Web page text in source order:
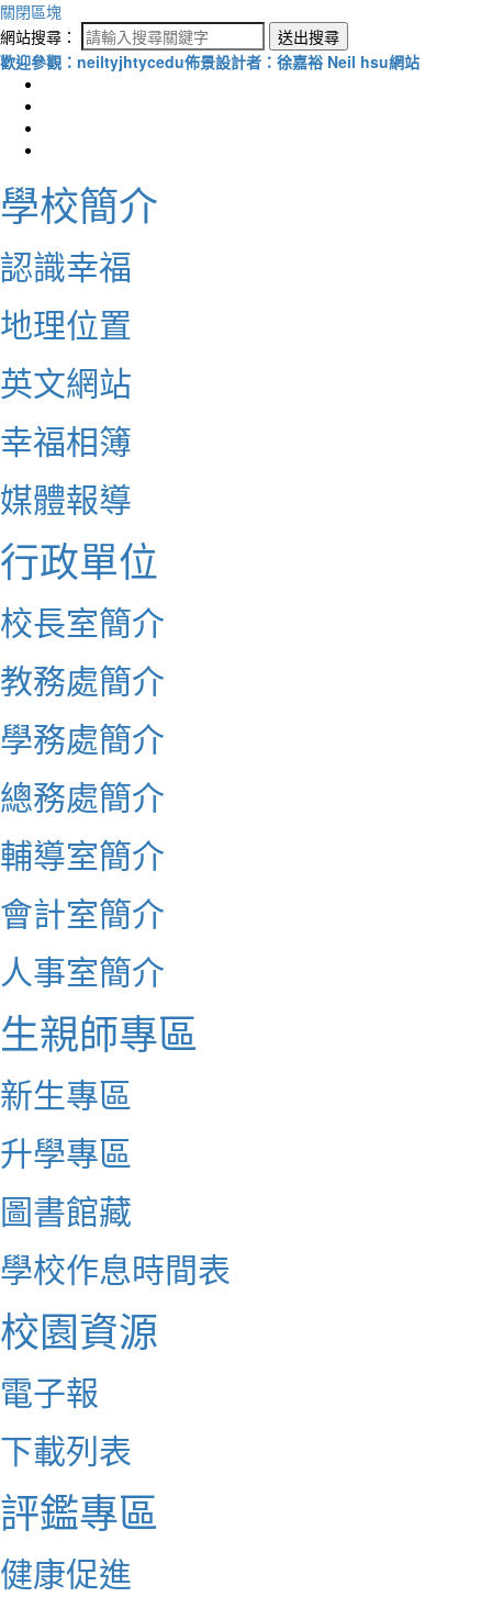
關閉區塊
網站搜尋：
送出搜尋
歡迎參觀：neiltyjhtycedu佈景設計者：徐嘉裕 Neil hsu網站
學校簡介
認識幸福
地理位置
英文網站
幸福相簿
媒體報導
行政單位
校長室簡介
教務處簡介
學務處簡介
總務處簡介
輔導室簡介
會計室簡介
人事室簡介
生親師專區
新生專區
升學專區
圖書館藏
學校作息時間表
校園資源
電子報
下載列表
評鑑專區
健康促進